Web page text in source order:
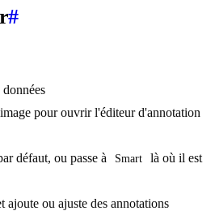
#
pour ouvrir l'éditeur d'annotation
défaut, ou passe à Smart
là où il est
ajoute ou ajuste des annotations